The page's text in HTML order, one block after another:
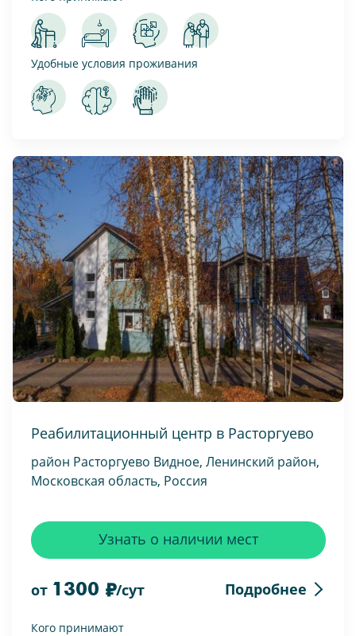
Удобные условия проживания
Реабилитационный центр в Расторгуево
район Расторгуево Видное, Ленинский район,
Московская область, Россия
от 1300 /сут Подробнее
Узнать о наличии мест
Кого принимают